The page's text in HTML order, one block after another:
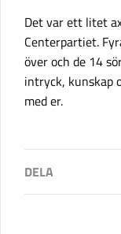
Det var ett litet
Centerpartiet.
över och de 14
intryck, kunskap
med er.